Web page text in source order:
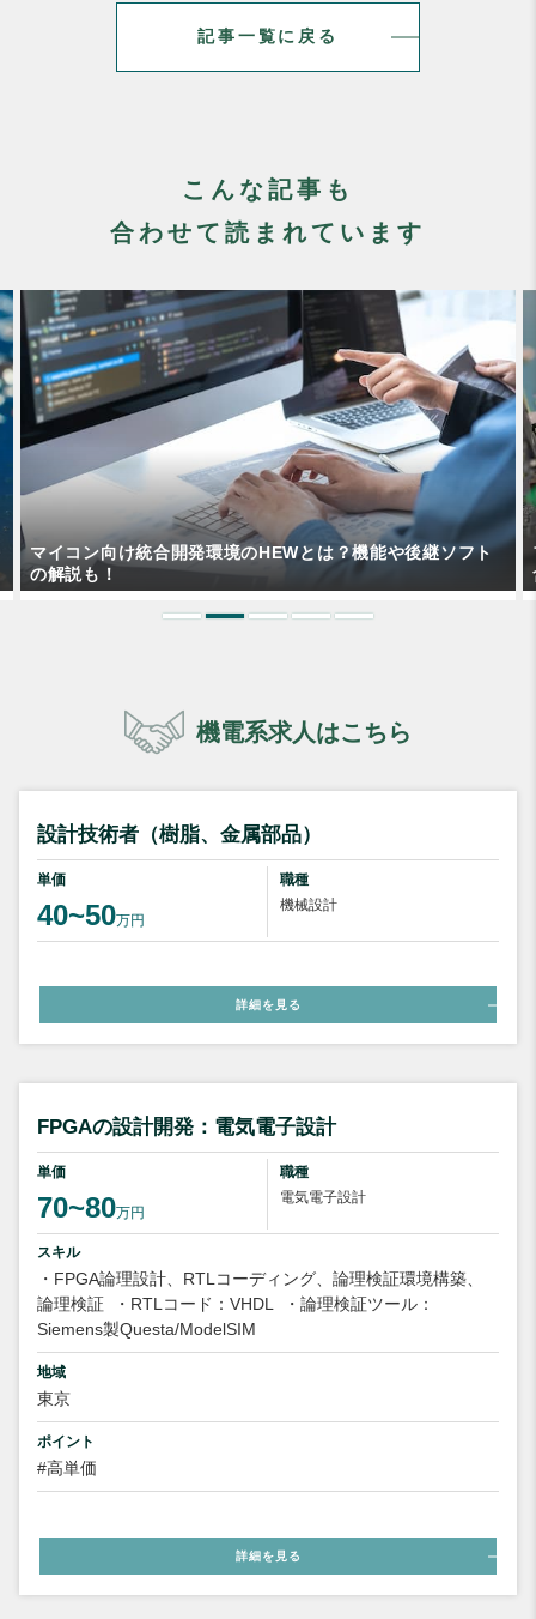
記事一覧に戻る
こんな記事も
合わせて読まれています
フローとリフローの違いとは？それぞれの特徴や使い分けも
含め解説！
機電系求人はこちら
設計技術者（樹脂、金属部品）
単価
40~50万円
職種
機械設計
詳細を見る
FPGAの設計開発：電気電子設計
単価
70~80万円
職種
電気電子設計
スキル
・FPGA論理設計、RTLコーディング、論理検証環境構築、
論理検証
・RTLコード：VHDL
・論理検証ツール：
Siemens製Questa/ModelSIM
地域
東京
ポイント
#高単価
詳細を見る